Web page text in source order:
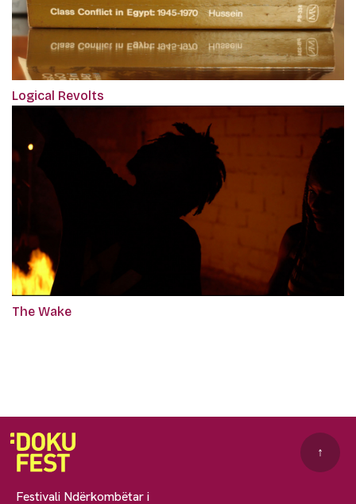
Logical Revolts
The Wake
Festivali Ndërkombëtar i
↑